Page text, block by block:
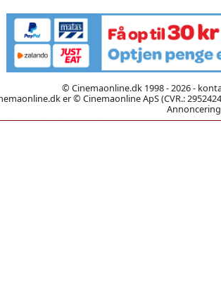
© Cinemaonline.dk 1998 - 2026 -
er © Cinemaonline ApS (CVR.: